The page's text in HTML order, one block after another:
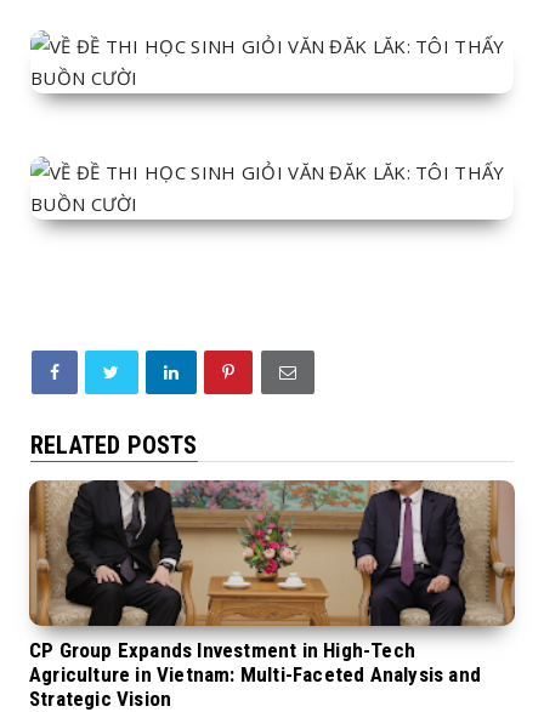
RELATED POSTS
CP Group Expands Investment in High-Tech
Agriculture in Vietnam: Multi-Faceted Analysis and
Strategic Vision